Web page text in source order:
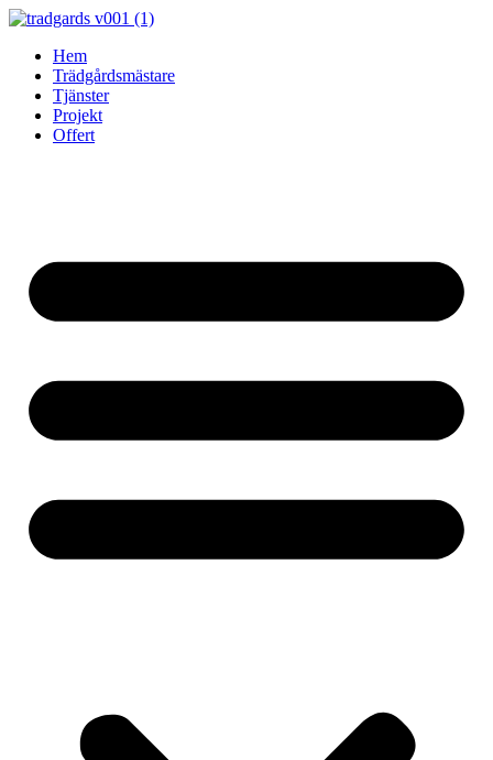
Skip
contentHem
Trädgårdsmästare
Tjänster
Projekt
Offert